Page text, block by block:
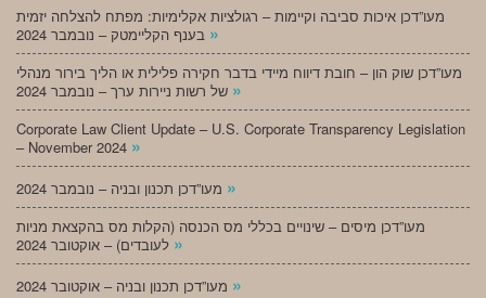
מעו”דכן איכות סביבה וקיימות – רגולציות אקלימיות: מפתח להצלחה יזמית
»
מעו”דכן שוק הון – חובת דיווח מיידי בדבר חקירה פלילית או הליך בירור מנהלי
»
Corporate Law Client Update – U.S. Corporate Transparency Legislation
– November 2024 »
»
מעו”דכן מיסים – שינויים בכללי מס הכנסה (הקלות מס בהקצאת מניות
»
»